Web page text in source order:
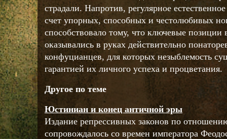
страдали. Напротив, регулярное
счет упорных, способных и честолюбивых
способствовало тому, что ключевые
оказывались в руках действительно
конфуцианцев, для которых незыблемость
гарантией их личного успеха и процветания.
Другое по теме
Юстиниан и конец античной эры
Издание репрессивных законов по
сопровождалось со времен императора